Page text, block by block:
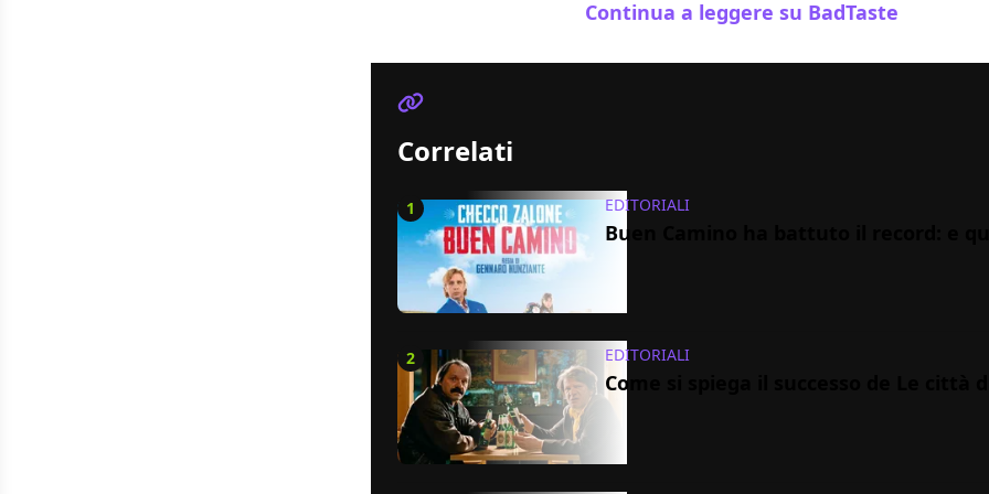
Continua a leggere su BadTaste
Correlati
1 EDITORIALI
Buen Camino ha battuto il record: e
2 EDITORIALI
Come si spiega il successo de Le città